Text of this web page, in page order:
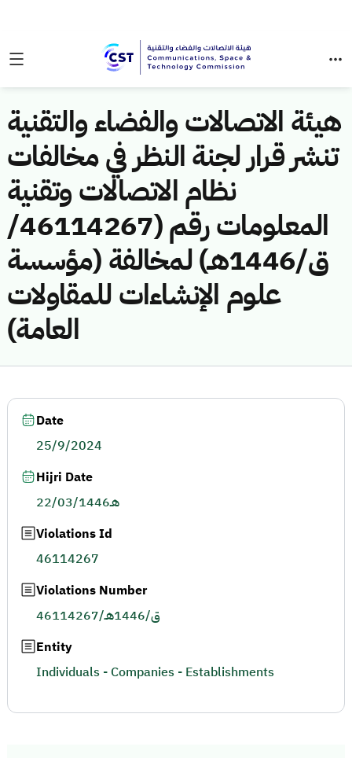
هيئة الاتصالات والفضاء والتقنية
تنشر قرار لجنة النظر في مخالفات
نظام الاتصالات وتقنية
المعلومات رقم (46114267/
ق/1446هـ) لمخالفة (مؤسسة
علوم الإنشاءات للمقاولات
العامة)
Date
25/9/2024
Hijri Date
22/03/1446هـ
Violations Id
46114267
Violations Number
46114267/ق/1446هـ
Entity
Individuals - Companies - Establishments